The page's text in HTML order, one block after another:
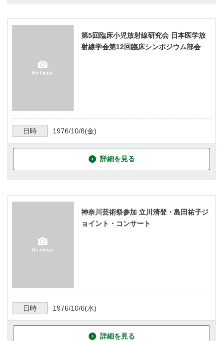
第5回臨床小児放射線研究会 日本医学放
射線学会第12回臨床シンポジウム部会
日時 1976/10/8(金)
詳細を見る
神奈川芸術祭参加 立川清登・島田祐子ジ
ョイント・コンサート
日時 1976/10/6(水)
詳細を見る